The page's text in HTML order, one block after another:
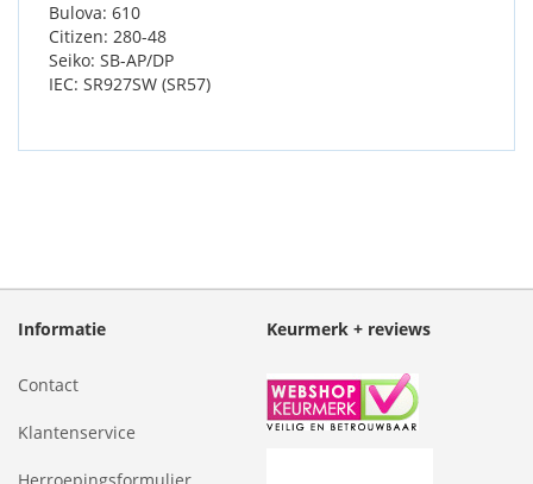
Bulova: 610
Citizen: 280-48
Seiko: SB-AP/DP
IEC: SR927SW (SR57)
Informatie
Contact
Klantenservice
Keurmerk + reviews